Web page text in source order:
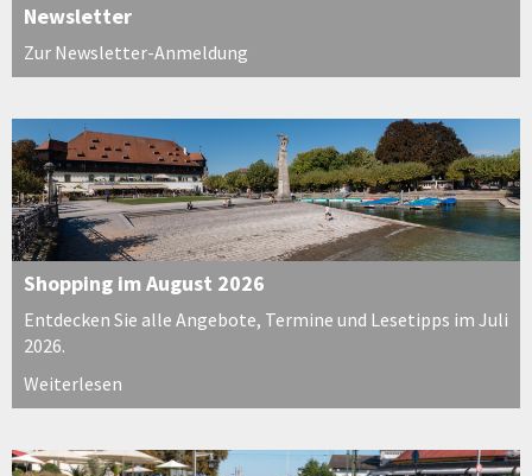
Newsletter
Zur Newsletter-Anmeldung
Shopping im August 2026
Entdecken Sie alle Angebote, Termine und Lesetipps im Juli
2026.
Weiterlesen